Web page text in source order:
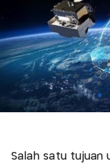
Salah satu tujuan